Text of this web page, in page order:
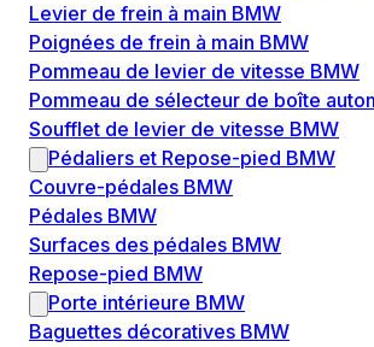
Levier de frein à main BMW
Poignées de frein à main BMW
Pommeau de levier de vitesse BMW
Pommeau de sélecteur de boîte
Soufflet de levier de vitesse BMW
Pédaliers et Repose-pied BMW
Couvre-pédales BMW
Pédales BMW
Surfaces des pédales BMW
Repose-pied BMW
Porte intérieure BMW
Baguettes décoratives BMW